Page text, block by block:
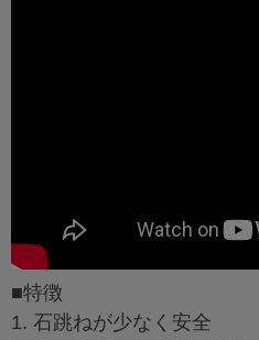
■特徴
1. 石跳ねが少なく安全